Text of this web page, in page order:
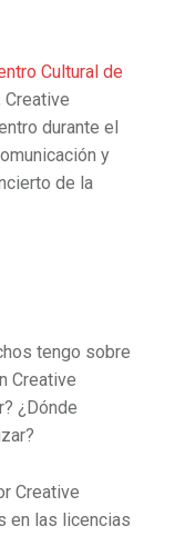
Cultural de
Creative
durante el
y
de la
tengo sobre
Creative
¿Dónde
Creative
en las licencias